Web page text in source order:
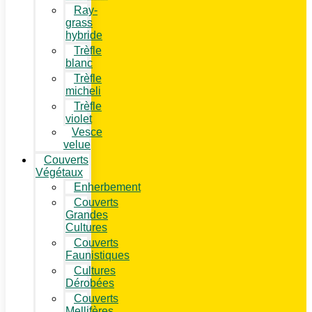
Ray-
grass
hybride
Trèfle
blanc
Trèfle
micheli
Trèfle
violet
Vesce
velue
Couverts
Végétaux
Enherbement
Couverts
Grandes
Cultures
Couverts
Faunistiques
Cultures
Dérobées
Couverts